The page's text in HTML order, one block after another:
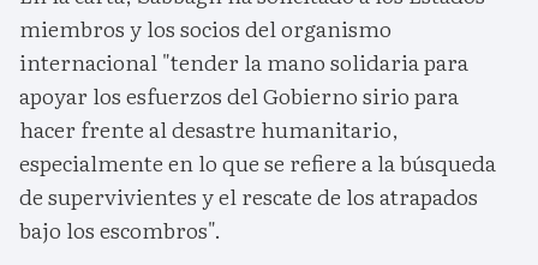
miembros y los socios del organismo
internacional "tender la mano solidaria para
apoyar los esfuerzos del Gobierno sirio para
hacer frente al desastre humanitario,
especialmente en lo que se refiere a la búsqueda
de supervivientes y el rescate de los atrapados
bajo los escombros".